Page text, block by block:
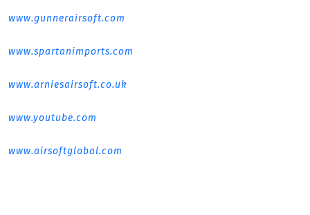
www.gunnerairsoft.com
www.spartanimports.com
www.arniesairsoft.co.uk
www.youtube.com
www.airsoftglobal.com